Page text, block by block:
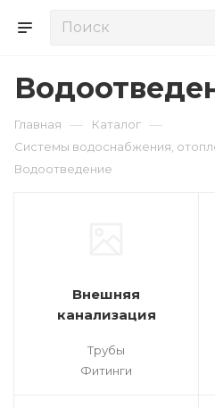
Главная — Каталог —
Системы водоснабжения,
Водоотведение
Внешняя
канализация
Трубы
Фитинги